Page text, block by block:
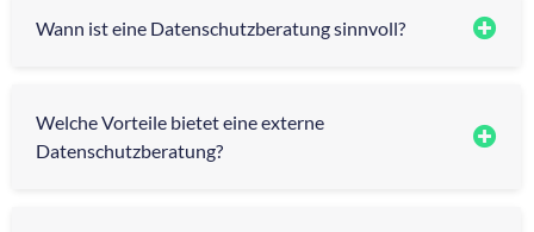
Wann ist eine Datenschutzberatung sinnvoll?
Welche Vorteile bietet eine externe
Datenschutzberatung?